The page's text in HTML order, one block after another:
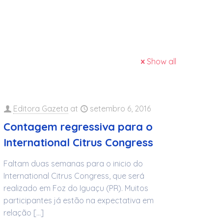
Show all
Editora Gazeta at setembro 6, 2016
Contagem regressiva para o
International Citrus Congress
Faltam duas semanas para o inicio do
International Citrus Congress, que será
realizado em Foz do Iguaçu (PR). Muitos
participantes já estão na expectativa em
relação […]